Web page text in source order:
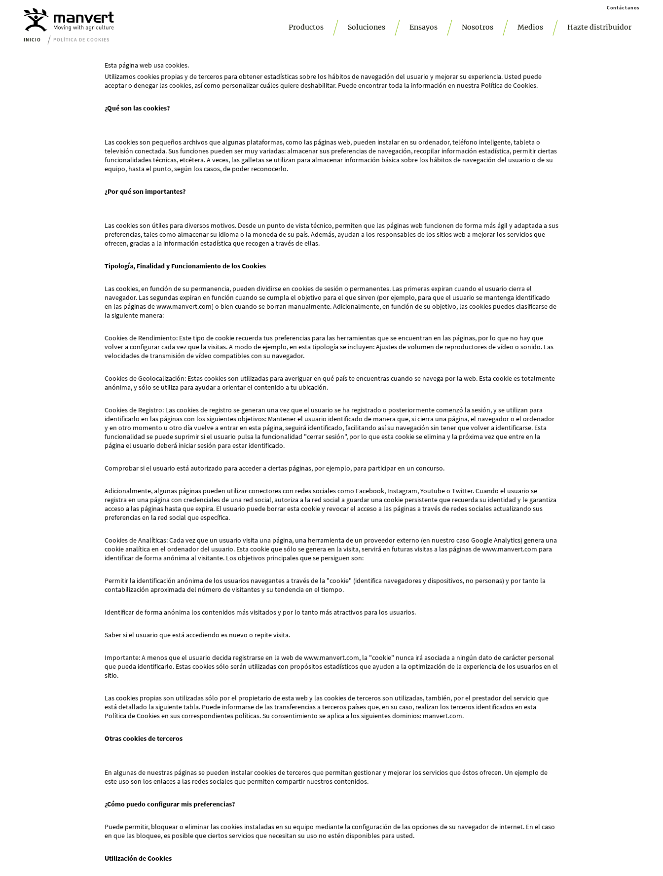
Contáctanos
Productos Soluciones Ensayos Nosotros Medios Hazte distribuidor
INICIO POLÍTICA DE COOKIES
Esta página web usa cookies.
Utilizamos cookies propias y de terceros para obtener estadísticas sobre los hábitos de navegación del usuario y mejorar su experiencia. Usted puede
aceptar o denegar las cookies, así como personalizar cuáles quiere deshabilitar. Puede encontrar toda la información en nuestra Política de Cookies.
¿Qué son las cookies?
Las cookies son pequeños archivos que algunas plataformas, como las páginas web, pueden instalar en su ordenador, teléfono inteligente, tableta o
televisión conectada. Sus funciones pueden ser muy variadas: almacenar sus preferencias de navegación, recopilar información estadística, permitir ciertas
funcionalidades técnicas, etcétera. A veces, las galletas se utilizan para almacenar información básica sobre los hábitos de navegación del usuario o de su
equipo, hasta el punto, según los casos, de poder reconocerlo.
¿Por qué son importantes?
Las cookies son útiles para diversos motivos. Desde un punto de vista técnico, permiten que las páginas web funcionen de forma más ágil y adaptada a sus
preferencias, tales como almacenar su idioma o la moneda de su país. Además, ayudan a los responsables de los sitios web a mejorar los servicios que
ofrecen, gracias a la información estadística que recogen a través de ellas.
Tipología, Finalidad y Funcionamiento de los Cookies
Las cookies, en función de su permanencia, pueden dividirse en cookies de sesión o permanentes. Las primeras expiran cuando el usuario cierra el
navegador. Las segundas expiran en función cuando se cumpla el objetivo para el que sirven (por ejemplo, para que el usuario se mantenga identificado
en las páginas de www.manvert.com) o bien cuando se borran manualmente. Adicionalmente, en función de su objetivo, las cookies puedes clasificarse de
la siguiente manera:
Cookies de Rendimiento: Este tipo de cookie recuerda tus preferencias para las herramientas que se encuentran en las páginas, por lo que no hay que
volver a configurar cada vez que la visitas. A modo de ejemplo, en esta tipología se incluyen: Ajustes de volumen de reproductores de vídeo o sonido. Las
velocidades de transmisión de vídeo compatibles con su navegador.
Cookies de Geolocalización: Estas cookies son utilizadas para averiguar en qué país te encuentras cuando se navega por la web. Esta cookie es totalmente
anónima, y sólo se utiliza para ayudar a orientar el contenido a tu ubicación.
Cookies de Registro: Las cookies de registro se generan una vez que el usuario se ha registrado o posteriormente comenzó la sesión, y se utilizan para
identificarlo en las páginas con los siguientes objetivos: Mantener el usuario identificado de manera que, si cierra una página, el navegador o el ordenador
y en otro momento u otro día vuelve a entrar en esta página, seguirá identificado, facilitando así su navegación sin tener que volver a identificarse. Esta
funcionalidad se puede suprimir si el usuario pulsa la funcionalidad "cerrar sesión", por lo que esta cookie se elimina y la próxima vez que entre en la
página el usuario deberá iniciar sesión para estar identificado.
Comprobar si el usuario está autorizado para acceder a ciertas páginas, por ejemplo, para participar en un concurso.
Adicionalmente, algunas páginas pueden utilizar conectores con redes sociales como Facebook, Instagram, Youtube o Twitter. Cuando el usuario se
registra en una página con credenciales de una red social, autoriza a la red social a guardar una cookie persistente que recuerda su identidad y le garantiza
acceso a las páginas hasta que expira. El usuario puede borrar esta cookie y revocar el acceso a las páginas a través de redes sociales actualizando sus
preferencias en la red social que específica.
Cookies de Analíticas: Cada vez que un usuario visita una página, una herramienta de un proveedor externo (en nuestro caso Google Analytics) genera una
cookie analítica en el ordenador del usuario. Esta cookie que sólo se genera en la visita, servirá en futuras visitas a las páginas de www.manvert.com para
identificar de forma anónima al visitante. Los objetivos principales que se persiguen son:
Permitir la identificación anónima de los usuarios navegantes a través de la "cookie" (identifica navegadores y dispositivos, no personas) y por tanto la
contabilización aproximada del número de visitantes y su tendencia en el tiempo.
Identificar de forma anónima los contenidos más visitados y por lo tanto más atractivos para los usuarios.
Saber si el usuario que está accediendo es nuevo o repite visita.
Importante: A menos que el usuario decida registrarse en la web de www.manvert.com, la "cookie" nunca irá asociada a ningún dato de carácter personal
que pueda identificarlo. Estas cookies sólo serán utilizadas con propósitos estadísticos que ayuden a la optimización de la experiencia de los usuarios en el
sitio.
Las cookies propias son utilizadas sólo por el propietario de esta web y las cookies de terceros son utilizadas, también, por el prestador del servicio que
está detallado la siguiente tabla. Puede informarse de las transferencias a terceros países que, en su caso, realizan los terceros identificados en esta
Política de Cookies en sus correspondientes políticas. Su consentimiento se aplica a los siguientes dominios: manvert.com.
Otras cookies de terceros
En algunas de nuestras páginas se pueden instalar cookies de terceros que permitan gestionar y mejorar los servicios que éstos ofrecen. Un ejemplo de
este uso son los enlaces a las redes sociales que permiten compartir nuestros contenidos.
¿Cómo puedo configurar mis preferencias?
Puede permitir, bloquear o eliminar las cookies instaladas en su equipo mediante la configuración de las opciones de su navegador de internet. En el caso
en que las bloquee, es posible que ciertos servicios que necesitan su uso no estén disponibles para usted.
Utilización de Cookies